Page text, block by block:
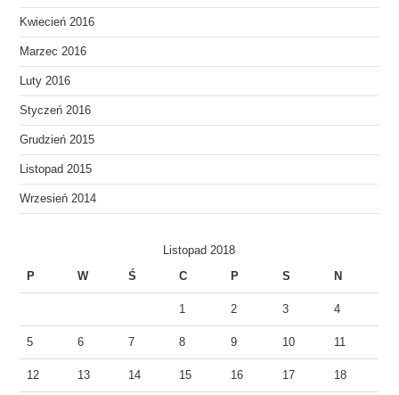
Kwiecień 2016
Marzec 2016
Luty 2016
Styczeń 2016
Grudzień 2015
Listopad 2015
Wrzesień 2014
Listopad 2018
P W Ś C P S N
1 2 3 4
5 6 7 8 9 10 11
12 13 14 15 16 17 18